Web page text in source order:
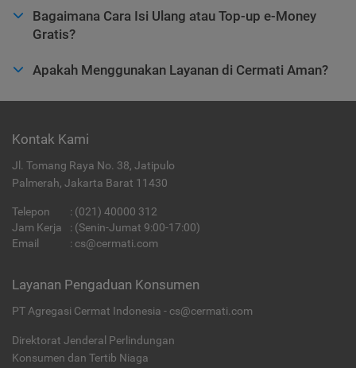
Bagaimana Cara Isi Ulang atau Top-up e-Money
Gratis?
Apakah Menggunakan Layanan di Cermati Aman?
Kontak Kami
Jl. Tomang Raya No. 38, Jatipulo
Palmerah, Jakarta Barat 11430
Telepon : (021) 40000 312
Jam Kerja
: (Senin-Jumat 9:00-17:00)
Email
: cs@cermati.com
Layanan Pengaduan Konsumen
PT Agregasi Cermat Indonesia - cs@cermati.com
Direktorat Jenderal Perlindungan
Konsumen dan Tertib Niaga